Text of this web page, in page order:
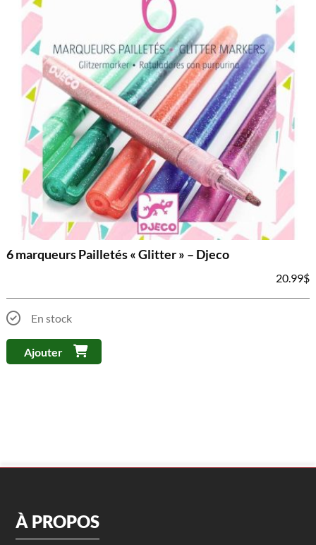
6 marqueurs Pailletés « Glitter » – Djeco
20.99$
En stock
Ajouter
À PROPOS